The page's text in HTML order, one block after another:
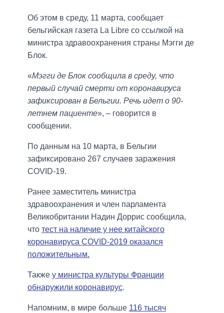
Об этом в среду, 11 марта, сообщает
бельгийская газета La Libre со ссылкой на
министра здравоохранения страны Мэгги де
Блок.
«Мэгги де Блок сообщила в среду, что
первый случай смерти от коронавируса
зафиксирован в Бельгии. Речь идет о 90-
летнем пациенте», – говорится в
сообщении.
По данным на 10 марта, в Бельгии
зафиксировано 267 случаев заражения
COVID-19.
Ранее заместитель министра
здравоохранения и член парламента
Великобритании Надин Доррис сообщила,
что тест на наличие у нее китайского
коронавируса COVID-2019 оказался
положительным.
Также у министра культуры Франции
обнаружили коронавирус.
Напомним, в мире больше 116 тысяч